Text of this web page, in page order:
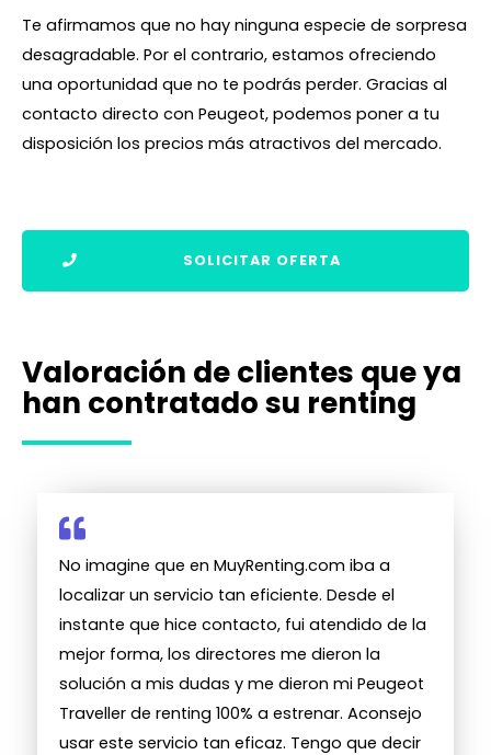
Te afirmamos que no hay ninguna especie de sorpresa
desagradable. Por el contrario, estamos ofreciendo
una oportunidad que no te podrás perder. Gracias al
contacto directo con Peugeot, podemos poner a tu
disposición los precios más atractivos del mercado.
SOLICITAR OFERTA
Valoración de clientes que ya
han contratado su renting
No imagine que en MuyRenting.com iba a
localizar un servicio tan eficiente. Desde el
instante que hice contacto, fui atendido de la
mejor forma, los directores me dieron la
solución a mis dudas y me dieron mi Peugeot
Traveller de renting 100% a estrenar. Aconsejo
usar este servicio tan eficaz. Tengo que decir